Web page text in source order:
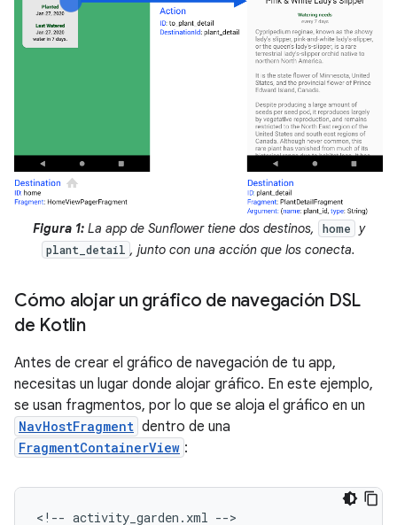
Figura 1:La app de Sunflower tiene dos destinos, home y
plant_detail , junto con una acción que los conecta.
Cómo alojar un gráfico de navegación DSL
de Kotlin
Antes de crear el gráfico de navegación de tu app,
necesitas un lugar donde alojar gráfico. En este ejemplo,
se usan fragmentos, por lo que se aloja el gráfico en un
NavHostFragment dentro de una
FragmentContainerView :
<!-- activity_garden.xml -->